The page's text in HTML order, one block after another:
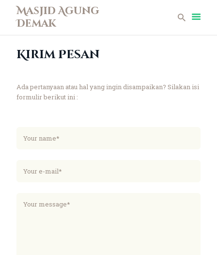
Masjid Agung
Demak
Masjid Agung Demak
Beranda
Berita
Remaja Masjid
Perpustakaan
Kontak
Kirim Pesan
Ada pertanyaan atau hal yang ingin disampaikan? Silakan isi
formulir berikut ini :